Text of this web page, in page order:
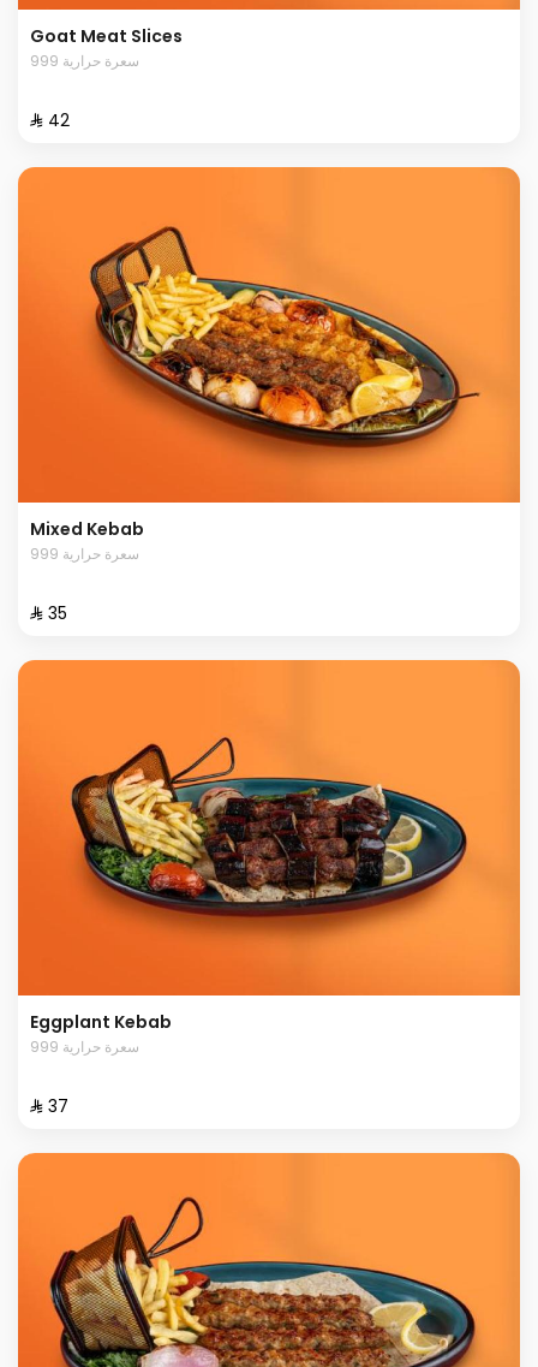
Goat Meat Slices
999 سعرة حرارية
⁨⁦‪‬ 42⁩
Mixed Kebab
999 سعرة حرارية
⁨⁦‪‬ 35⁩
Eggplant Kebab
999 سعرة حرارية
⁨⁦‪‬ 37⁩